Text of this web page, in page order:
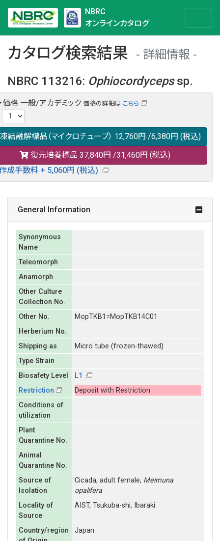
NBRC
オンラインカタログ
カタログ検索結果
詳細情報
NBRC 113216: Ophiocordycepssp.
NBRC 113216の情報や関連データは以下のバナー(DBRP)か
らご覧ください。
日本語での検索も可能です。
価格 一般/アカデミック 価格の詳細は こちら
凍結融解標品（マイクロチューブ） 12,760円 /6,380円 (税込)
復元培養標品 37,840円 /31,460円 (税込)
成手数料 + 5,060円 (税込)
General Information
Synonymous
Name
Teleomorph
Anamorph
Other Culture
Collection No.
Other No.
MopTKB1=MopTKB14C01
Herberium No.
Shipping as
Micro tube (frozen-thawed)
Type Strain
Biosafety Level
L1
Restriction
Deposit with Restriction
Conditions of
utilization
Plant
Quarantine No.
Animal
Quarantine No.
Source of
Isolation
Cicada, adult female, Meimuna
opalifera
Locality of
Source
AIST, Tsukuba-shi, Ibaraki
Country/region
Japan